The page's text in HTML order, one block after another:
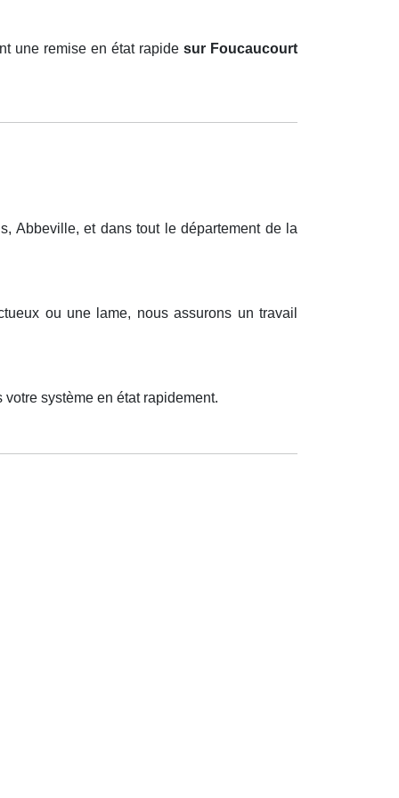
une remise en état rapide sur Foucaucourt
Abbeville, et dans tout le département de la
ou une lame, nous assurons un travail
système en état rapidement.